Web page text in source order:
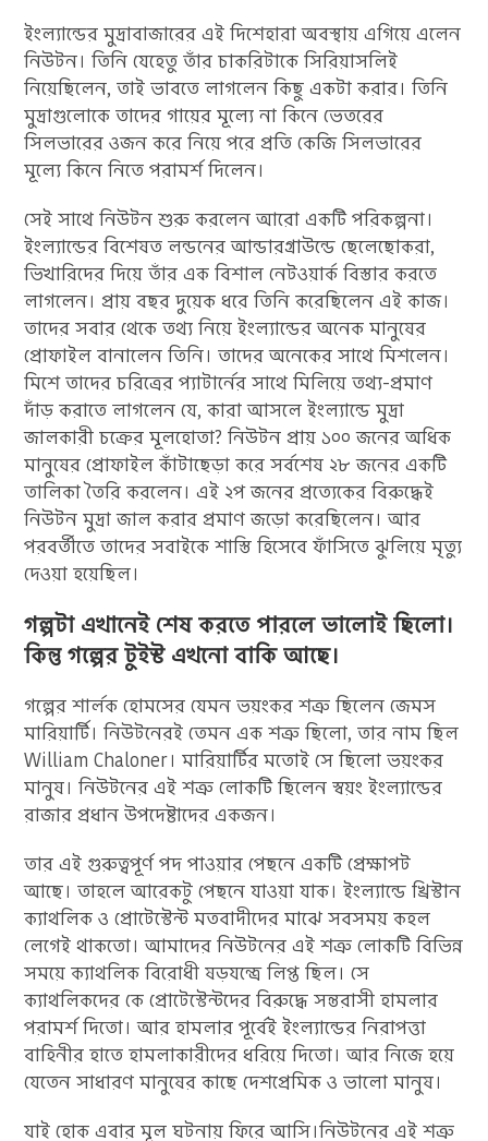
ইংল্যান্ডের মুদ্রাবাজারের এই দিশেহারা অবস্থায় এগিয়ে এলেন
নিউটন। তিনি যেহেতু তাঁর চাকরিটাকে সিরিয়াসলিই
নিয়েছিলেন, তাই ভাবতে লাগলেন কিছু একটা করার। তিনি
মুদ্রাগুলোকে তাদের গায়ের মূল্যে না কিনে ভেতরের
সিলভারের ওজন করে নিয়ে পরে প্রতি কেজি সিলভারের
মূল্যে কিনে নিতে পরামর্শ দিলেন।
সেই সাথে নিউটন শুরু করলেন আরো একটি পরিকল্পনা।
ইংল্যান্ডের বিশেষত লন্ডনের আন্ডারগ্রাউন্ডে ছেলেছোকরা,
ভিখারিদের দিয়ে তাঁর এক বিশাল নেটওয়ার্ক বিস্তার করতে
লাগলেন। প্রায় বছর দুয়েক ধরে তিনি করেছিলেন এই কাজ।
তাদের সবার থেকে তথ্য নিয়ে ইংল্যান্ডের অনেক মানুষের
প্রোফাইল বানালেন তিনি। তাদের অনেকের সাথে মিশলেন।
মিশে তাদের চরিত্রের প্যাটার্নের সাথে মিলিয়ে তথ্য-প্রমাণ
দাঁড় করাতে লাগলেন যে, কারা আসলে ইংল্যান্ডে মুদ্রা
জালকারী চক্রের মূলহোতা? নিউটন প্রায় ১০০ জনের অধিক
মানুষের প্রোফাইল কাঁটাছেড়া করে সর্বশেষ ২৮ জনের একটি
তালিকা তৈরি করলেন। এই ২প জনের প্রত্যেকের বিরুদ্ধেই
নিউটন মুদ্রা জাল করার প্রমাণ জড়ো করেছিলেন। আর
পরবর্তীতে তাদের সবাইকে শাস্তি হিসেবে ফাঁসিতে ঝুলিয়ে মৃত্যু
দেওয়া হয়েছিল।
গল্পটা এখানেই শেষ করতে পারলে ভালোই ছিলো।
কিন্তু গল্পের টুইস্ট এখনো বাকি আছে।
গল্পের শার্লক হোমসের যেমন ভয়ংকর শত্রু ছিলেন জেমস
মারিয়ার্টি। নিউটনেরই তেমন এক শত্রু ছিলো, তার নাম ছিল
William Chaloner। মারিয়ার্টির মতোই সে ছিলো ভয়ংকর
মানুষ। নিউটনের এই শত্রু লোকটি ছিলেন স্বয়ং ইংল্যান্ডের
রাজার প্রধান উপদেষ্টাদের একজন।
তার এই গুরুত্বপূর্ণ পদ পাওয়ার পেছনে একটি প্রেক্ষাপট
আছে। তাহলে আরেকটু পেছনে যাওয়া যাক। ইংল্যান্ডে খ্রিস্টান
ক্যাথলিক ও প্রোটেস্টেন্ট মতবাদীদের মাঝে সবসময় কহল
লেগেই থাকতো। আমাদের নিউটনের এই শত্রু লোকটি বিভিন্ন
সময়ে ক্যাথলিক বিরোধী ষড়যন্ত্রে লিপ্ত ছিল। সে
ক্যাথলিকদের কে প্রোটেস্টেন্টদের বিরুদ্ধে সন্তরাসী হামলার
পরামর্শ দিতো। আর হামলার পূর্বেই ইংল্যান্ডের নিরাপত্তা
বাহিনীর হাতে হামলাকারীদের ধরিয়ে দিতো। আর নিজে হয়ে
যেতেন সাধারণ মানুষের কাছে দেশপ্রেমিক ও ভালো মানুষ।
যাই হোক এবার মূল ঘটনায় ফিরে আসি।নিউটনের এই শত্রু